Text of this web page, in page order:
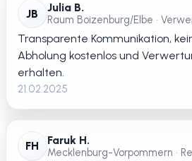
JB Julia B.
Raum Boizenburg/Elbe •
Transparente Kommunikation,
Abholung kostenlos und
erhalten.
21.02.2025
FH Faruk H.
Mecklenburg-Vorpommern •